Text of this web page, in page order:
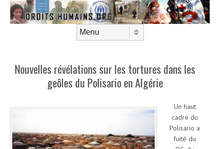
Nouvelles révélations sur les tortures dans les
geôles du Polisario en Algérie
Un haut
cadre du
Polisario a
fuité du